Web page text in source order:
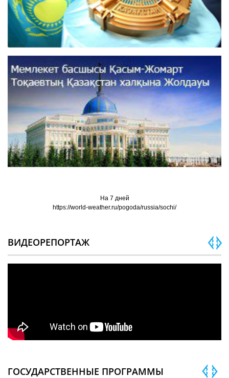
На 7 дней
https://world-weather.ru/pogoda/russia/sochi/
ВИДЕОРЕПОРТАЖ
ГОСУДАРСТВЕННЫЕ ПРОГРАММЫ